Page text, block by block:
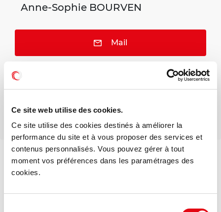
Ce site web utilise des cookies.
Ce site utilise des cookies destinés à améliorer la
performance du site et à vous proposer des services et
contenus personnalisés. Vous pouvez gérer à tout
moment vos préférences dans les paramétrages des
cookies.
Anne-Sophie BOURVEN
Mail
Voir les offres similaires
DPE - GES